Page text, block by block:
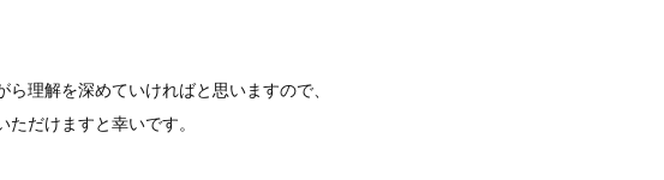
理解を深めていければと思いますので、
だけますと幸いです。